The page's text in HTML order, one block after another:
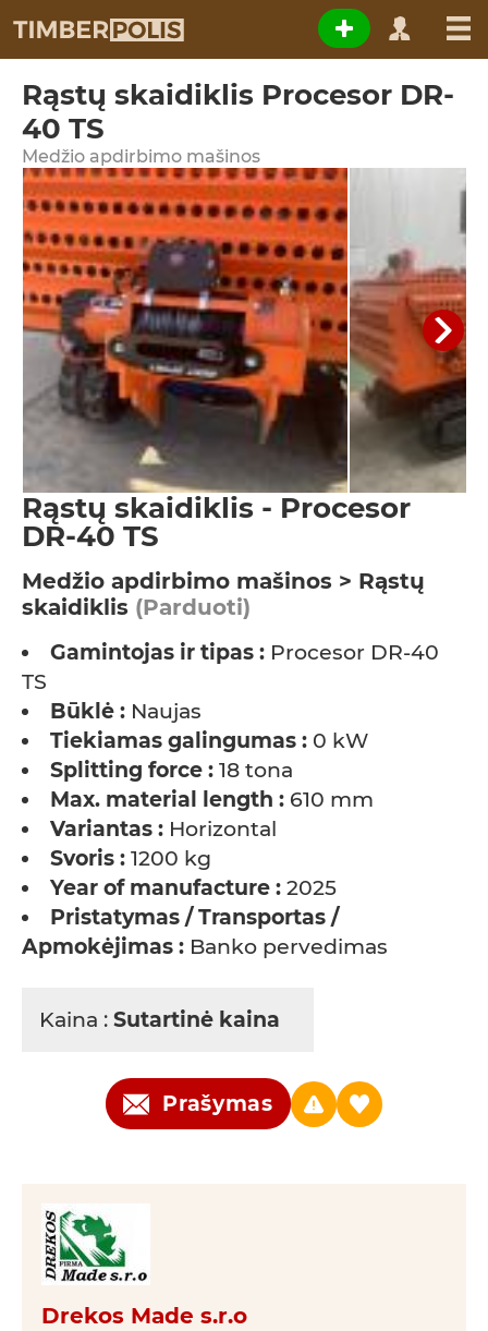
Rąstų skaidiklis Procesor DR-
40 TS
Medžio apdirbimo mašinos
Rąstų skaidiklis - Procesor
DR-40 TS
Medžio apdirbimo mašinos > Rąstų
skaidiklis (Parduoti)
Gamintojas ir tipas : Procesor DR-40
TS
Būklė : Naujas
Tiekiamas galingumas : 0 kW
Splitting force : 18 tona
Max. material length : 610 mm
Variantas : Horizontal
Svoris : 1200 kg
Year of manufacture : 2025
Pristatymas / Transportas /
Apmokėjimas : Banko pervedimas
Kaina : Sutartinė kaina
Prašymas
Drekos Made s.r.o